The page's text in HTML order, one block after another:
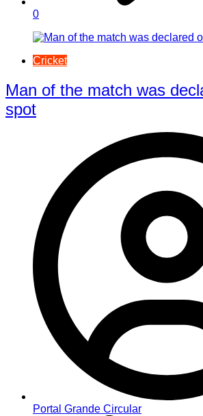
0
Cricket
Man of the match was
spot
Portal Grande Circular